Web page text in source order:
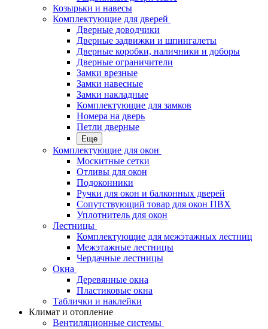
Козырьки и навесы
Комплектующие для дверей
Дверные доводчики
Дверные задвижки и шпингалеты
Дверные коробки, наличники и доборы
Дверные ограничители
Замки врезные
Замки навесные
Замки накладные
Комплектующие для замков
Номера на дверь
Петли дверные
Еще
Комплектующие для окон
Москитные сетки
Отливы для окон
Подоконники
Ручки для окон и балконных дверей
Сопутствующий товар для окон ПВХ
Уплотнитель для окон
Лестницы
Комплектующие для межэтажных лестниц
Межэтажные лестницы
Чердачные лестницы
Окна
Деревянные окна
Пластиковые окна
Таблички и наклейки
Климат и отопление
Вентиляционные системы